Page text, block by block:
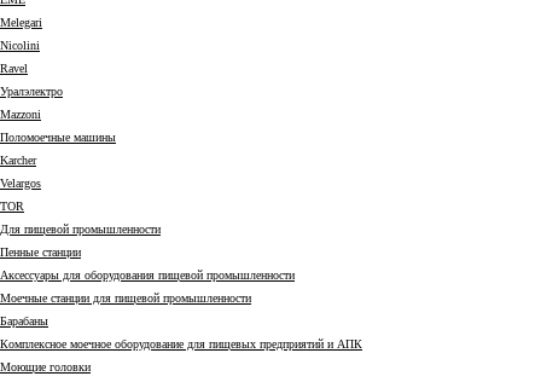
Melegari
Nicolini
Ravel
Уралэлектро
Mazzoni
Поломоечные машины
Karcher
Velargos
TOR
Для пищевой промышленности
Пенные станции
Аксессуары для оборудования пищевой промышленности
Моечные станции для пищевой промышленности
Барабаны
Комплексное моечное оборудование для пищевых предприятий и АПК
Моющие головки